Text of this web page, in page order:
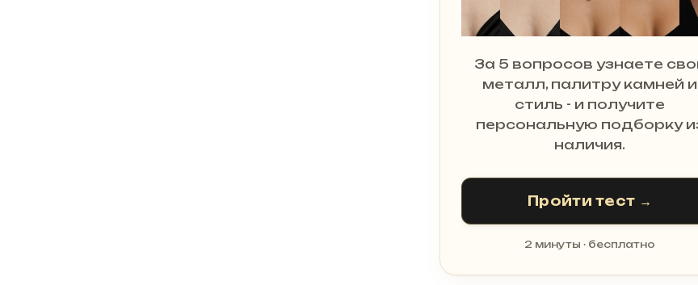
За 5 вопросов узнаете
металл, палитру камней и
стиль - и получите
персональную подборку
наличия.
Пройти тест →
2 минуты · бесплатно